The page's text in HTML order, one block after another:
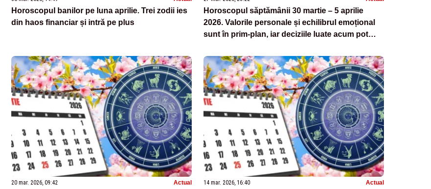
Horoscopul banilor pe luna aprilie. Trei zodii ies
din haos financiar și intră pe plus
Horoscopul săptămânii 30 martie – 5 aprilie
2026. Valorile personale și echilibrul emoțional
sunt în prim-plan, iar deciziile luate acum pot
20 mar. 2026, 09:42 Actual 14 mar. 2026, 16:40 Actual